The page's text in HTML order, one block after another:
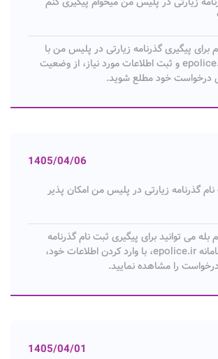
برای پیگیری گذرنامه زیارتی در پلیس من با
ورود به سامانه epolice.ir و ثبت اطلاعات مورد نیاز، از وضعیت
درخواست خود مطلع شوید.
1405/04/06
گذرنامه زیارتی در پلیس من امکان پذیر
بله می توانید برای پیگیری ثبت نام گذرنامه
زیارتی از طریق سامانه epolice.ir، با وارد کردن اطلاعات خود،
را مشاهده نمایید.
1405/04/01